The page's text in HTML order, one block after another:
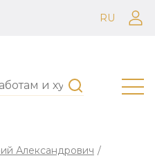
RU
Александрович /